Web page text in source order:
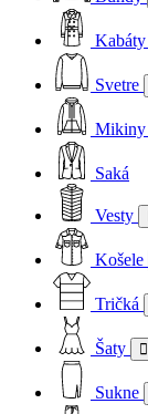
Kabáty
Svetre
Mikiny
Saká
Vesty
Košele
Tričká
Šaty
Sukne